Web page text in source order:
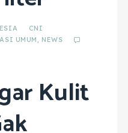
CNI
UMUM
NEWS
Kulit